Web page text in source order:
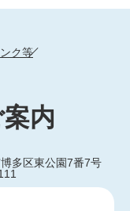
ク等
内
多区東公園7番7号